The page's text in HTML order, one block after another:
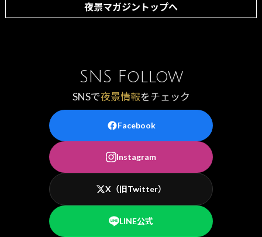
夜景マガジントップへ
SNS Follow
SNSで夜景情報をチェック
Facebook
Instagram
X（旧Twitter）
LINE公式